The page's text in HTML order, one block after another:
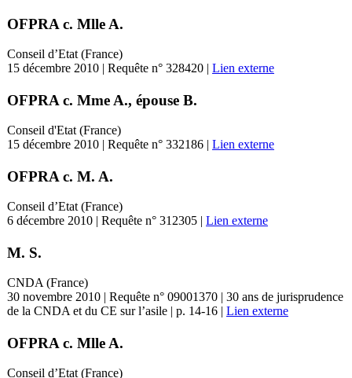
OFPRA c. Mlle A.
Conseil d’Etat (France)
15 décembre 2010 | Requête n° 328420 | Lien externe
OFPRA c. Mme A., épouse B.
Conseil d'Etat (France)
15 décembre 2010 | Requête n° 332186 | Lien externe
OFPRA c. M. A.
Conseil d’Etat (France)
6 décembre 2010 | Requête n° 312305 | Lien externe
M. S.
CNDA (France)
30 novembre 2010 | Requête n° 09001370 | 30 ans de jurisprudence
de la CNDA et du CE sur l’asile | p. 14-16 | Lien externe
OFPRA c. Mlle A.
Conseil d’Etat (France)